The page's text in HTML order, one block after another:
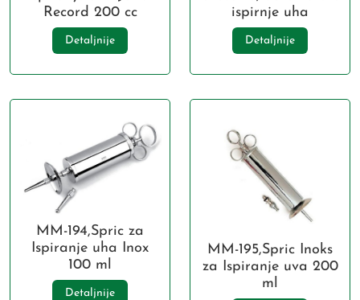
Record 200 cc
Detaljnije
ispirnje uha
Detaljnije
MM-194,Spric za
Ispiranje uha Inox
100 ml
Detaljnije
MM-195,Spric Inoks
za Ispiranje uva 200
ml